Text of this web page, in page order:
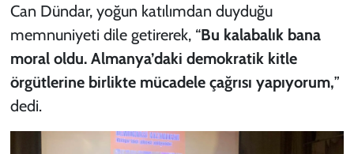
Can Dündar, yoğun katılımdan duyduğu
memnuniyeti dile getirerek, “Bu kalabalık bana
moral oldu. Almanya’daki demokratik kitle
örgütlerine birlikte mücadele çağrısı yapıyorum,”
dedi.